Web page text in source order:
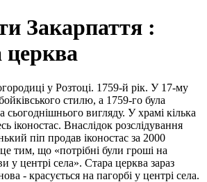
Закарпаття :
церква
у Розтоці. 1759-й рік. У 17-му
стилю, а 1759-го була
сьогоднішнього вигляду. У храмі кілька
іконостас. Внаслідок розслідування
піп продав іконостас за 2000
тим, що «потрібні були гроші на
у центрі села». Стара церква зараз
- красується на пагорбі у центрі села.